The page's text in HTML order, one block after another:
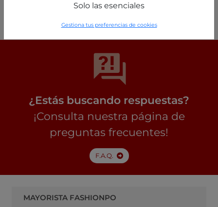
Solo las esenciales
Gestiona tus preferencias de cookies
¿Estás buscando respuestas?
¡Consulta nuestra página de
preguntas frecuentes!
F.A.Q.
MAYORISTA FASHIONPO